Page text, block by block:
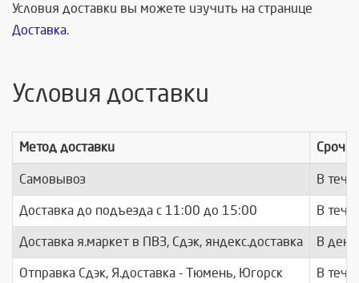
Условия доставки вы можете изучить на странице
Доставка.
Условия доставки
Метод доставки
Самовывоз В
Доставка до подъезда c 11:00 до 15:00 В
Доставка я.маркет в ПВЗ, Сдэк, яндекс.доставка В день
Отправка Сдэк, Я.доставка - Тюмень, Югорск В